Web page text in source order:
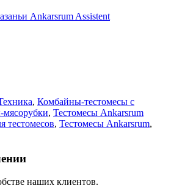
Ankarsrum Assistent
, Комбайны-тестомесы с
мясорубки, Тестомесы Ankarsrum
тестомесов, Тестомесы Ankarsrum,
наших клиентов.